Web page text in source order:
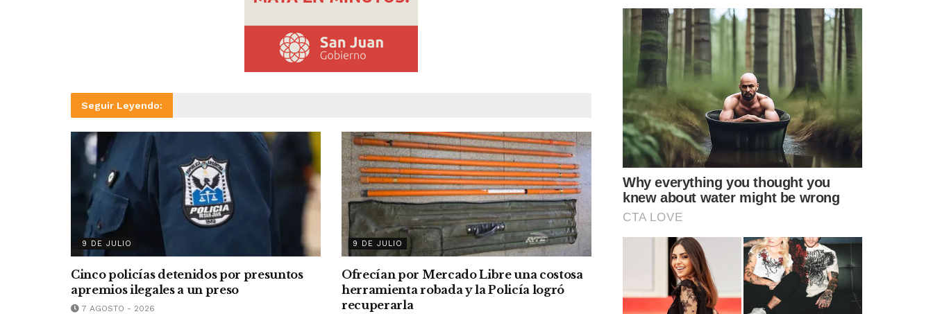
Seguir Leyendo:
9 DE JULIO
Cinco policías detenidos por presuntos
apremios ilegales a un preso
7 AGOSTO - 2026
9 DE JULIO
Ofrecían por Mercado Libre una costosa
herramienta robada y la Policía logró
recuperarla